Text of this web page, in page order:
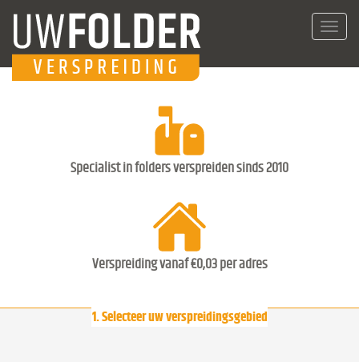
Specialist in folders verspreiden sinds 2010
Verspreiding vanaf €0,03 per adres
1. Selecteer uw verspreidingsgebied